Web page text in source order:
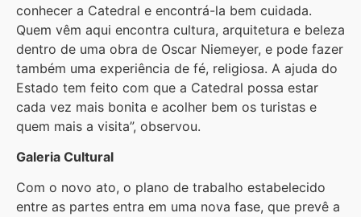
conhecer a Catedral e encontrá-la bem cuidada.
Quem vêm aqui encontra cultura, arquitetura e beleza
dentro de uma obra de Oscar Niemeyer, e pode fazer
também uma experiência de fé, religiosa. A ajuda do
Estado tem feito com que a Catedral possa estar
cada vez mais bonita e acolher bem os turistas e
quem mais a visita”, observou.
Galeria Cultural
Com o novo ato, o plano de trabalho estabelecido
entre as partes entra em uma nova fase, que prevê a